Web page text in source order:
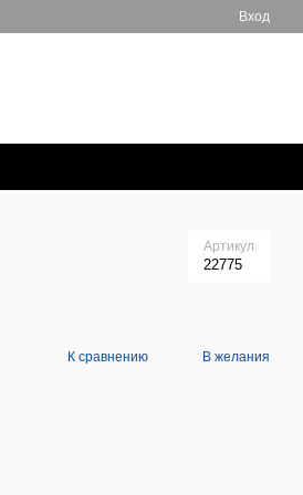
Вход
Артикул
22775
К сравнению В желания